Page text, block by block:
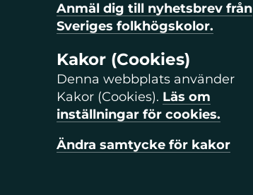
Anmäl dig till nyhetsbrev från
Sveriges folkhögskolor.
Kakor (Cookies)
Denna webbplats använder
Kakor (Cookies). Läs om
inställningar för cookies.
Ändra samtycke för kakor